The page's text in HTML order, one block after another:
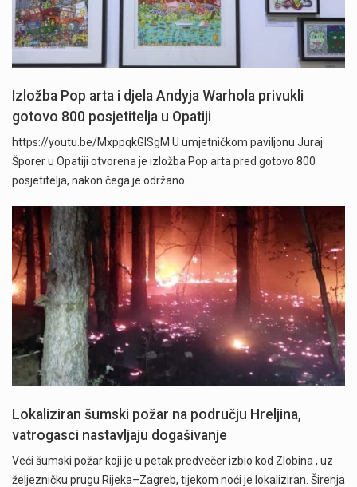
Izložba Pop arta i djela Andyja Warhola privukli
gotovo 800 posjetitelja u Opatiji
https://youtu.be/MxppqkGISgM U umjetničkom paviljonu Juraj
Šporer u Opatiji otvorena je izložba Pop arta pred gotovo 800
posjetitelja, nakon čega je održano…
Lokaliziran šumski požar na području Hreljina,
vatrogasci nastavljaju dogašivanje
Veći šumski požar koji je u petak predvečer izbio kod Zlobina , uz
željezničku prugu Rijeka–Zagreb, tijekom noći je lokaliziran. Širenja